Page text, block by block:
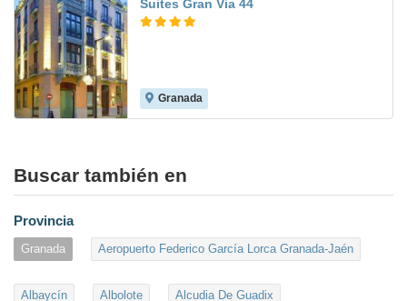
Suites Gran Via 44
Granada
Buscar también en
Provincia
Granada Aeropuerto Federico García Lorca Granada-Jaén
Albaycín Albolote Alcudia De Guadix